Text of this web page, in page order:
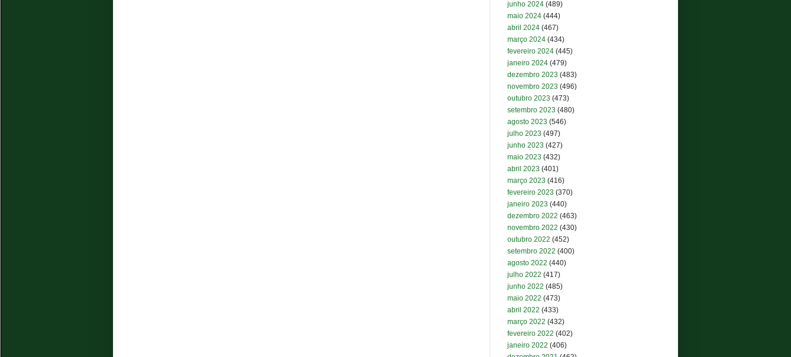
junho 2024 (489)
maio 2024 (444)
abril 2024 (467)
março 2024 (434)
fevereiro 2024 (445)
janeiro 2024 (479)
dezembro 2023 (483)
novembro 2023 (496)
outubro 2023 (473)
setembro 2023 (480)
agosto 2023 (546)
julho 2023 (497)
junho 2023 (427)
maio 2023 (432)
abril 2023 (401)
março 2023 (416)
fevereiro 2023 (370)
janeiro 2023 (440)
dezembro 2022 (463)
novembro 2022 (430)
outubro 2022 (452)
setembro 2022 (400)
agosto 2022 (440)
julho 2022 (417)
junho 2022 (485)
maio 2022 (473)
abril 2022 (433)
março 2022 (432)
fevereiro 2022 (402)
janeiro 2022 (406)